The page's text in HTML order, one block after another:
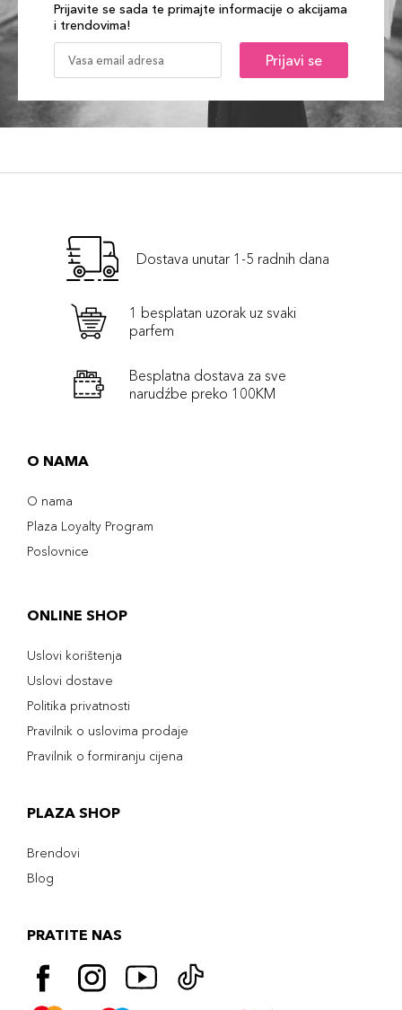
Prijavite se sada te primajte informacije o akcijama
i trendovima!
Prijavi se
Dostava unutar 1-5 radnih dana
1 besplatan uzorak uz svaki
parfem
Besplatna dostava za sve
narudźbe preko 100KM
O NAMA
O nama
Plaza Loyalty Program
Poslovnice
ONLINE SHOP
Uslovi korištenja
Uslovi dostave
Politika privatnosti
Pravilnik o uslovima prodaje
Pravilnik o formiranju cijena
PLAZA SHOP
Brendovi
Blog
PRATITE NAS